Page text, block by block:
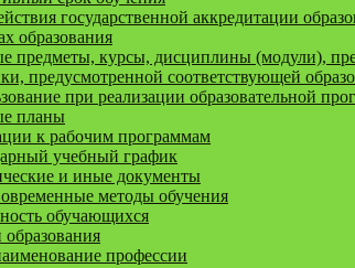
государственной аккредитации
образования
предметы, курсы, дисциплины (модули),
предусмотренной соответствующей
при реализации образовательной
планы
к рабочим программам
учебный график
и иные документы
методы обучения
обучающихся
профессии